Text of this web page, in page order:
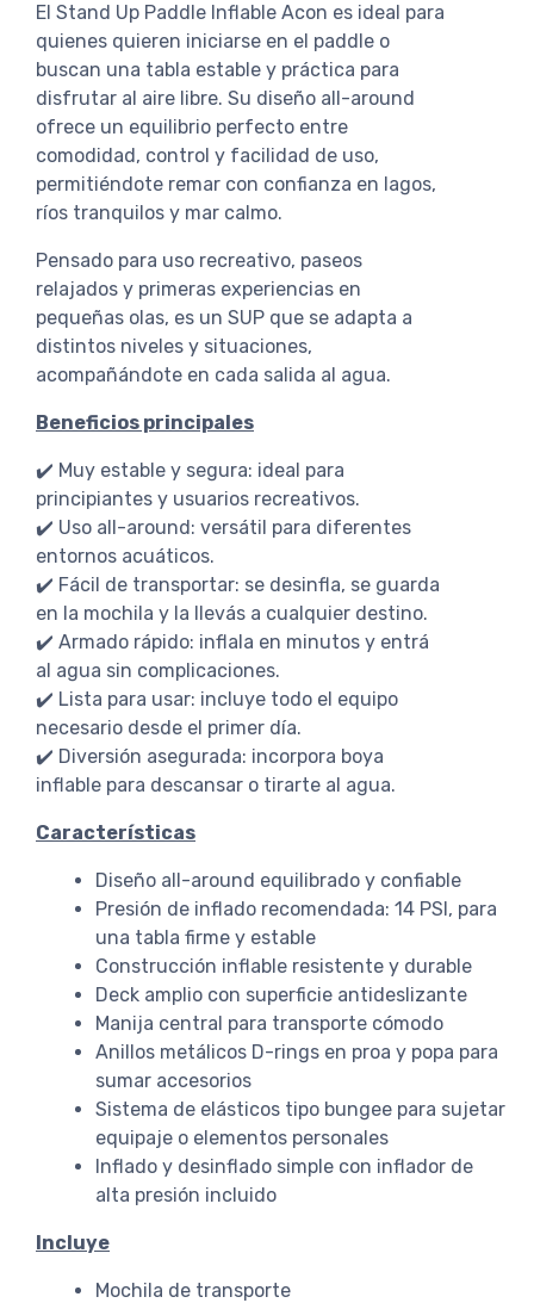
El Stand Up Paddle Inflable Acon es ideal para
quienes quieren iniciarse en el paddle o
buscan una tabla estable y práctica para
disfrutar al aire libre. Su diseño all-around
ofrece un equilibrio perfecto entre
comodidad, control y facilidad de uso,
permitiéndote remar con confianza en lagos,
ríos tranquilos y mar calmo.
Pensado para uso recreativo, paseos
relajados y primeras experiencias en
pequeñas olas, es un SUP que se adapta a
distintos niveles y situaciones,
acompañándote en cada salida al agua.
Beneficios principales
✔️ Muy estable y segura: ideal para
principiantes y usuarios recreativos.
✔️ Uso all-around: versátil para diferentes
entornos acuáticos.
✔️ Fácil de transportar: se desinfla, se guarda
en la mochila y la llevás a cualquier destino.
✔️ Armado rápido: inflala en minutos y entrá
al agua sin complicaciones.
✔️ Lista para usar: incluye todo el equipo
necesario desde el primer día.
✔️ Diversión asegurada: incorpora boya
inflable para descansar o tirarte al agua.
Características
Diseño all-around equilibrado y confiable
Presión de inflado recomendada: 14 PSI, para
una tabla firme y estable
Construcción inflable resistente y durable
Deck amplio con superficie antideslizante
Manija central para transporte cómodo
Anillos metálicos D-rings en proa y popa para
sumar accesorios
Sistema de elásticos tipo bungee para sujetar
equipaje o elementos personales
Inflado y desinflado simple con inflador de
alta presión incluido
Incluye
Mochila de transporte